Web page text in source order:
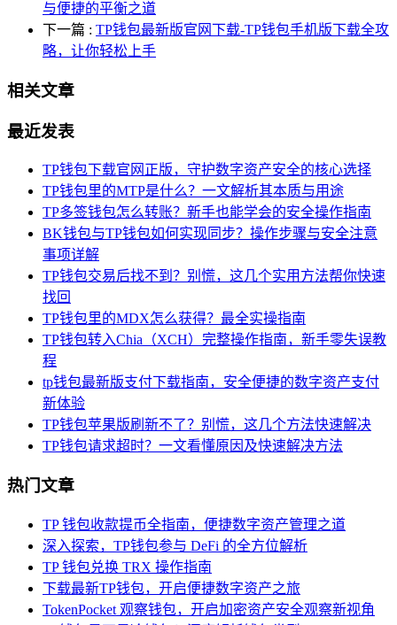
与便捷的平衡之道
下一篇 : TP钱包最新版官网下载-TP钱包手机版下载全攻
略，让你轻松上手
相关文章
最近发表
TP钱包下载官网正版，守护数字资产安全的核心选择
TP钱包里的MTP是什么？一文解析其本质与用途
TP多签钱包怎么转账？新手也能学会的安全操作指南
BK钱包与TP钱包如何实现同步？操作步骤与安全注意
事项详解
TP钱包交易后找不到？别慌，这几个实用方法帮你快速
找回
TP钱包里的MDX怎么获得？最全实操指南
TP钱包转入Chia（XCH）完整操作指南，新手零失误教
程
tp钱包最新版支付下载指南，安全便捷的数字资产支付
新体验
TP钱包苹果版刷新不了？别慌，这几个方法快速解决
TP钱包请求超时？一文看懂原因及快速解决方法
热门文章
TP 钱包收款提币全指南，便捷数字资产管理之道
深入探索，TP钱包参与 DeFi 的全方位解析
TP 钱包兑换 TRX 操作指南
下载最新TP钱包，开启便捷数字资产之旅
TokenPocket 观察钱包，开启加密资产安全观察新视角